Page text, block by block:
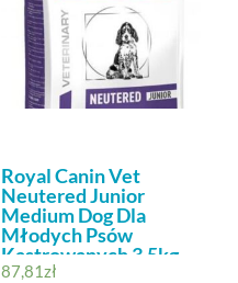
Royal Canin Vet
Neutered Junior
Medium Dog Dla
Młodych Psów
Kastrowanych 3,5kg
87,81zł